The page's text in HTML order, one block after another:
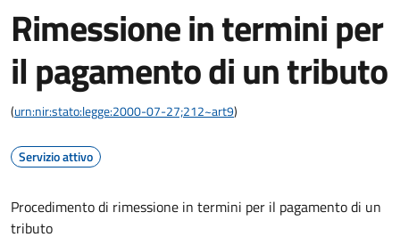
Rimessione in termini per
il pagamento di un tributo
(urn:nir:stato:legge:2000-07-27;212~art9)
Servizio attivo
Procedimento di rimessione in termini per il pagamento di un
tributo